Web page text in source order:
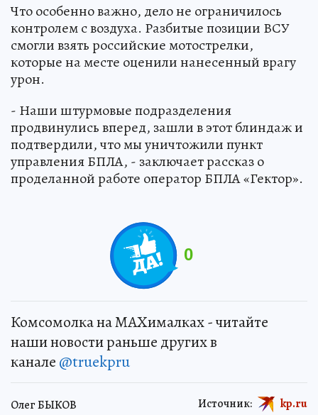
Что особенно важно, дело не ограничилось
контролем с воздуха. Разбитые позиции ВСУ
смогли взять российские мотострелки,
которые на месте оценили нанесенный врагу
урон.
- Наши штурмовые подразделения
продвинулись вперед, зашли в этот блиндаж и
подтвердили, что мы уничтожили пункт
управления БПЛА, - заключает рассказ о
проделанной работе оператор БПЛА «Гектор».
0
Комсомолка на MAXималках - читайте
наши новости раньше других в
канале @truekpru
Олег БЫКОВ Источник: kp.ru